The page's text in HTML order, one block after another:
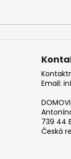
Email:
739 44
Česká